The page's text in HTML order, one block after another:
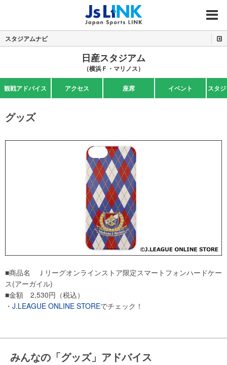
MENU
スタジアムナビ
日産スタジアム
（横浜Ｆ・マリノス）
観戦アドバイス アクセス 座席 イベント スタ
グッズ
■商品名 Ｊリーグオンラインストア限定スマートフォンハードケー
ス(アーガイル)
■金額 2,530円（税込）
・ J.LEAGUE ONLINE STOREでチェック！
みんなの「グッズ」アドバイス